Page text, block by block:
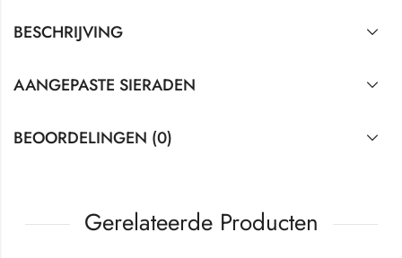
BESCHRIJVING
AANGEPASTE SIERADEN
BEOORDELINGEN (0)
Gerelateerde Producten